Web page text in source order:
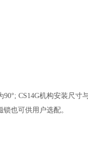
CS14G机构安装尺寸
也可供用户选配。